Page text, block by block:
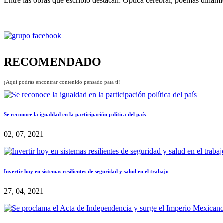
RECOMENDADO
¡Aquí podrás encontrar contenido pensado para ti!
Se reconoce la igualdad en la participación política del país
02, 07, 2021
Invertir hoy en sistemas resilientes de seguridad y salud en el trabajo
27, 04, 2021